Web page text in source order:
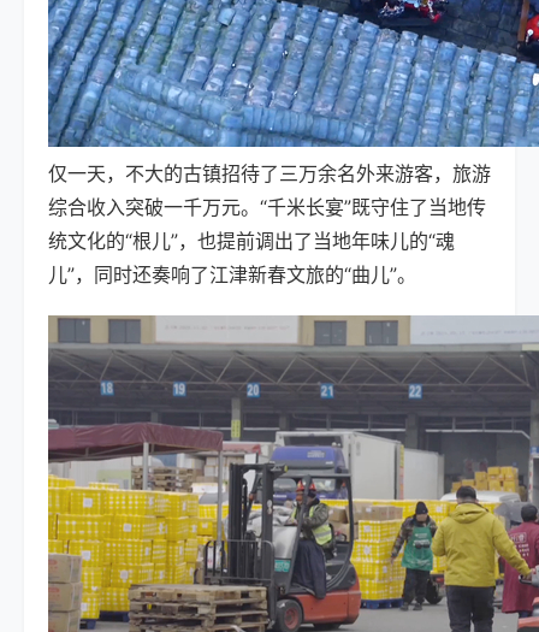
仅一天，不大的古镇招待了三万余名外来游客，旅游
综合收入突破一千万元。“千米长宴”既守住了当地传
统文化的“根儿”，也提前调出了当地年味儿的“魂
儿”，同时还奏响了江津新春文旅的“曲儿”。